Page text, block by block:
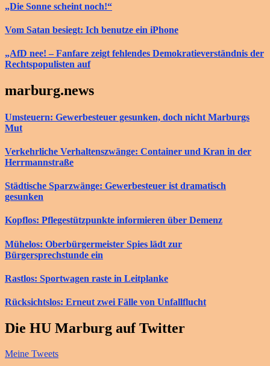
„Die Sonne scheint noch!“
Vom Satan besiegt: Ich benutze ein iPhone
„AfD nee! – Fanfare zeigt fehlendes Demokratieverständnis der
Rechtspopulisten auf
marburg.news
Umsteuern: Gewerbesteuer gesunken, doch nicht Marburgs
Mut
Verkehrliche Verhaltenszwänge: Container und Kran in der
Herrmannstraße
Städtische Sparzwänge: Gewerbesteuer ist dramatisch
gesunken
Kopflos: Pflegestützpunkte informieren über Demenz
Mühelos: Oberbürgermeister Spies lädt zur
Bürgersprechstunde ein
Rastlos: Sportwagen raste in Leitplanke
Rücksichtslos: Erneut zwei Fälle von Unfallflucht
Die HU Marburg auf Twitter
Meine Tweets